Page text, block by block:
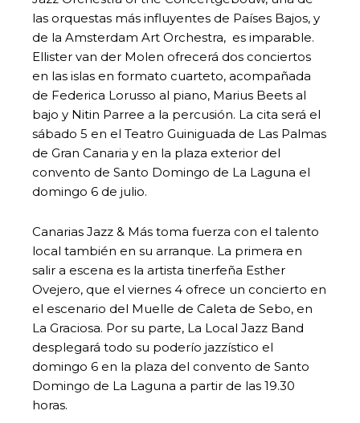
las orquestas más influyentes de Países Bajos, y
de la Amsterdam Art Orchestra, es imparable.
Ellister van der Molen ofrecerá dos conciertos
en las islas en formato cuarteto, acompañada
de Federica Lorusso al piano, Marius Beets al
bajo y Nitin Parree a la percusión. La cita será el
sábado 5 en el Teatro Guiniguada de Las Palmas
de Gran Canaria y en la plaza exterior del
convento de Santo Domingo de La Laguna el
domingo 6 de julio.
Canarias Jazz & Más toma fuerza con el talento
local también en su arranque. La primera en
salir a escena es la artista tinerfeña Esther
Ovejero, que el viernes 4 ofrece un concierto en
el escenario del Muelle de Caleta de Sebo, en
La Graciosa. Por su parte, La Local Jazz Band
desplegará todo su poderío jazzístico el
domingo 6 en la plaza del convento de Santo
Domingo de La Laguna a partir de las 19.30
horas.